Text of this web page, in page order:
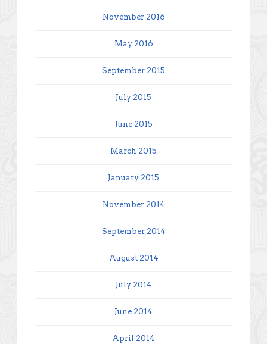
November 2016
May 2016
September 2015
July 2015
June 2015
March 2015
January 2015
November 2014
September 2014
August 2014
July 2014
June 2014
April 2014